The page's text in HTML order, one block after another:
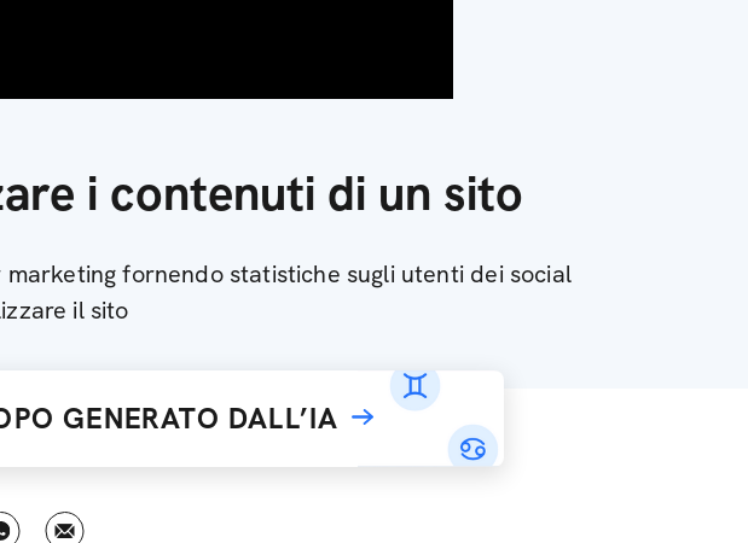
i contenuti di un sito
fornendo statistiche sugli utenti dei social
il sito
GENERATO DALL’IA